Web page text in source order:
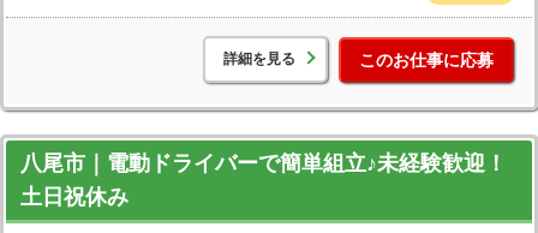
詳細を見る このお仕事に応募
八尾市｜電動ドライバーで簡単組立♪未経験歓迎！
土日祝休み